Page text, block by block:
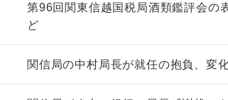
第96回関東信越国税局酒類鑑評会の
ど
関信局の中村局長が就任の抱負、変